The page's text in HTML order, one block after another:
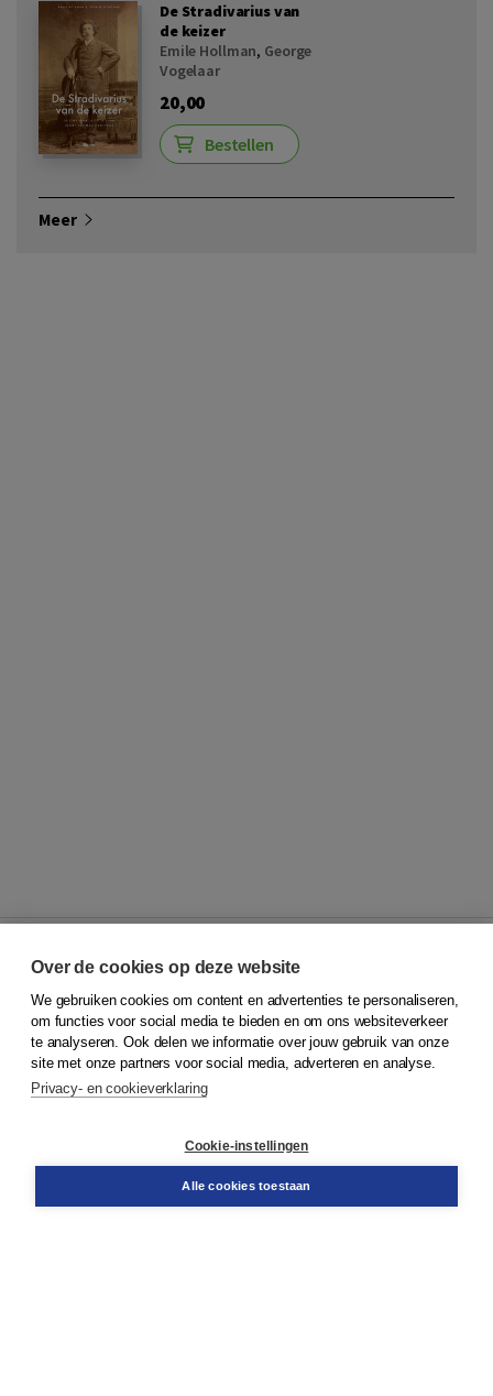
De Stradivarius van
de keizer
Emile Hollman, George
Vogelaar
20,00
Bestellen
Meer
© 2026Koninklijke Boom uitgevers
Klantenservice
Service & informatie
Contact
Over de cookies op deze website
We gebruiken cookies om content en advertenties te personaliseren,
om functies voor social media te bieden en om ons websiteverkeer
te analyseren. Ook delen we informatie over jouw gebruik van onze
site met onze partners voor social media, adverteren en analyse.
Privacy- en cookieverklaring
Cookie-instellingen
Alle cookies toestaan